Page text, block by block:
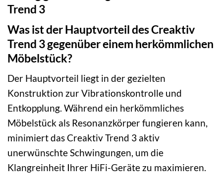
Trend 3
Was ist der Hauptvorteil des Creaktiv
Trend 3 gegenüber einem herkömmlichen
Möbelstück?
Der Hauptvorteil liegt in der gezielten
Konstruktion zur Vibrationskontrolle und
Entkopplung. Während ein herkömmliches
Möbelstück als Resonanzkörper fungieren kann,
minimiert das Creaktiv Trend 3 aktiv
unerwünschte Schwingungen, um die
Klangreinheit Ihrer HiFi-Geräte zu maximieren.